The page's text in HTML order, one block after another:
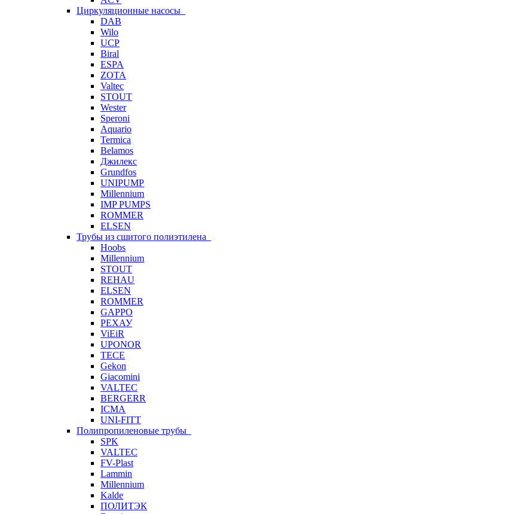
Циркуляционные насосы
DAB
Wilo
UCP
Biral
ESPA
ZOTA
Valtec
STOUT
Wester
Speroni
Aquario
Termica
Belamos
Джилекс
Grundfos
UNIPUMP
Millennium
IMP PUMPS
ROMMER
ELSEN
Трубы из сшитого полиэтилена
Hoobs
Millennium
STOUT
REHAU
ELSEN
ROMMER
GAPPO
РЕХАУ
ViEiR
UPONOR
TECE
Gekon
Giacomini
VALTEC
BERGERR
ICMA
UNI-FITT
Полипропиленовые трубы
SPK
VALTEC
FV-Plast
Lammin
Millennium
Kalde
ПОЛИТЭК